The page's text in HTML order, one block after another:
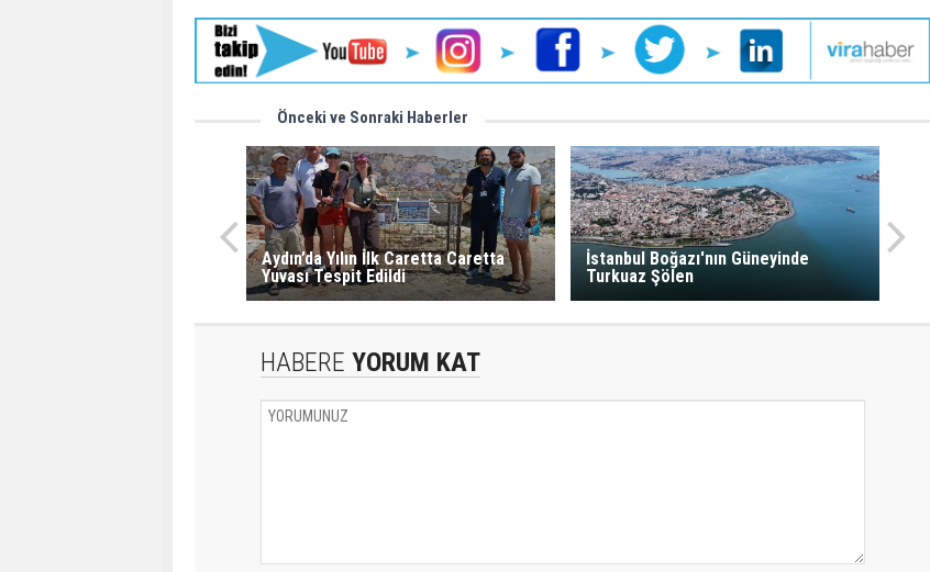
Önceki ve Sonraki Haberler
Aydın’da Yılın İlk Caretta Caretta
Yuvası Tespit Edildi
İstanbul Boğazı'nın Güneyinde
Turkuaz Şölen
HABERE YORUM KAT